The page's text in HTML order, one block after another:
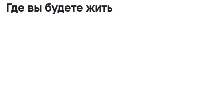
Где вы будете жить